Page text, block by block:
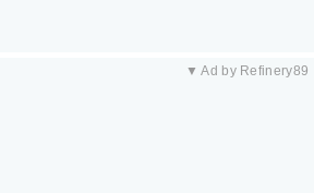
▼ Ad by Refinery89